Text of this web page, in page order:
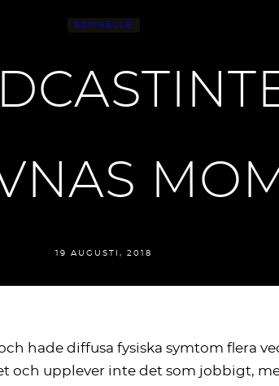
SAMHÄLLE
19 AUGUSTI, 2018
hade diffusa fysiska symtom flera
och upplever inte det som jobbigt,